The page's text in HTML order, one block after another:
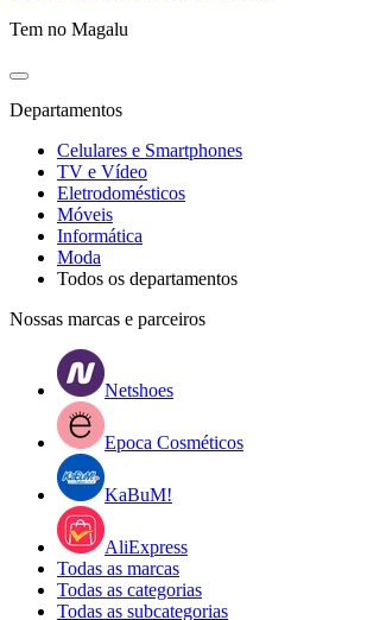
Tem no Magalu
Departamentos
Celulares e Smartphones
TV e Vídeo
Eletrodomésticos
Móveis
Informática
Moda
Todos os departamentos
Nossas marcas e parceiros
Netshoes
Epoca Cosméticos
KaBuM!
AliExpress
Todas as marcas
Todas as categorias
Todas as subcategorias